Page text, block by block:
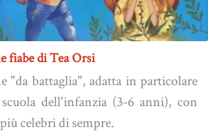
fiabe di Tea Orsi
"da battaglia", adatta in particolare
dell'infanzia (3-6 anni), con
celebri di sempre.